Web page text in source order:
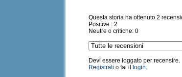
Questa storia ha ottenuto 2
Positive : 2
Neutre o critiche: 0
Devi essere loggato per recensire.
Registrati o fai il login.